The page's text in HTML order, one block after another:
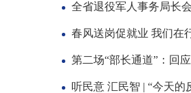
全省退役军人事务局长
春风送岗促就业 我们
第二场“部长通道”：回
听民意 汇民智 | “今天